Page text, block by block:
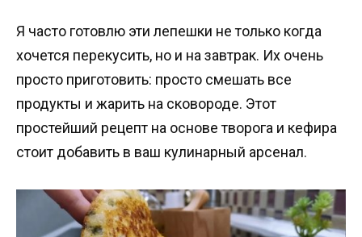
Я часто готовлю эти лепешки не только когда
хочется перекусить, но и на завтрак. Их очень
просто приготовить: просто смешать все
продукты и жарить на сковороде. Этот
простейший рецепт на основе творога и кефира
стоит добавить в ваш кулинарный арсенал.